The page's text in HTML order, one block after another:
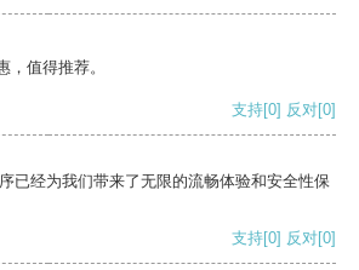
，值得推荐。
支持[0] 反对[0]
已经为我们带来了无限的流畅体验和安全性保
支持[0] 反对[0]